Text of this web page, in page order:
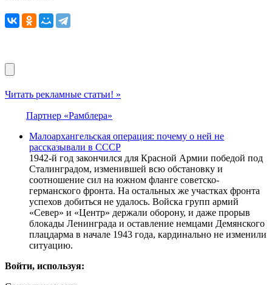
Читать рекламные статьи! »
Партнер «Рамблера»
Малоархангельская операция: почему о ней не
рассказывали в СССР
1942-й год закончился для Красной Армии победой под
Сталинградом, изменившей всю обстановку и
соотношение сил на южном фланге советско-
германского фронта. На остальных же участках фронта
успехов добиться не удалось. Войска групп армий
«Север» и «Центр» держали оборону, и даже прорыв
блокады Ленинграда и оставление немцами Демянского
плацдарма в начале 1943 года, кардинально не изменили
ситуацию.
Войти, используя: